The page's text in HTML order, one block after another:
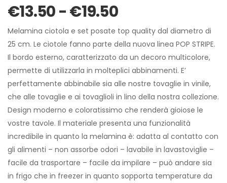
€13.50-€19.50
Melamina ciotola e set posate top quality dal diametro di
25 cm. Le ciotole fanno parte della nuova linea POP STRIPE.
Il bordo esterno, caratterizzato da un decoro multicolore,
permette di utilizzarla in molteplici abbinamenti. E’
perfettamente abbinabile sia alle nostre tovaglie in vinile,
che alle tovaglie e ai tovaglioli in lino della nostra collezione.
Design moderno e coloratissimo che renderà gioiose le
vostre tavole. Il materiale presenta una funzionalità
incredibile in quanto la melamina è: adatta al contatto con
gli alimenti – non assorbe odori – lavabile in lavastoviglie –
facile da trasportare – facile da impilare – può andare sia
in frigo che in freezer in quanto sopporta temperature da